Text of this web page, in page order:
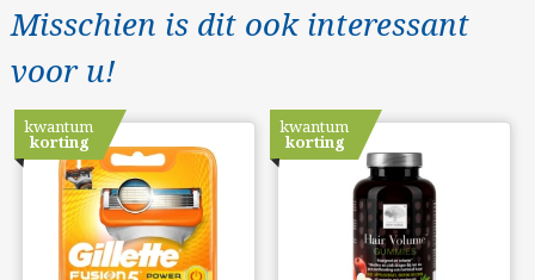
Misschien is dit ook interessant
voor u!
kwantum
korting
kwantum
korting